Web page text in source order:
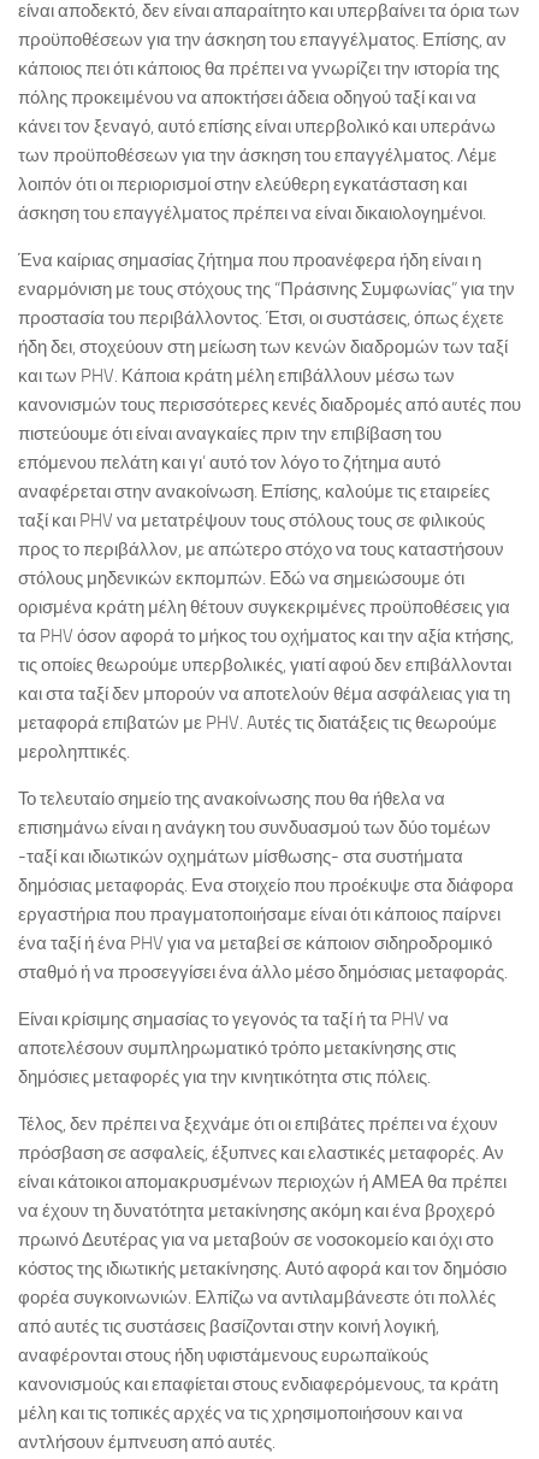
είναι αποδεκτό, δεν είναι απαραίτητο και υπερβαίνει τα όρια των
προϋποθέσεων για την άσκηση του επαγγέλματος. Επίσης, αν
κάποιος πει ότι κάποιος θα πρέπει να γνωρίζει την ιστορία της
πόλης προκειμένου να αποκτήσει άδεια οδηγού ταξί και να
κάνει τον ξεναγό, αυτό επίσης είναι υπερβολικό και υπεράνω
των προϋποθέσεων για την άσκηση του επαγγέλματος. Λέμε
λοιπόν ότι οι περιορισμοί στην ελεύθερη εγκατάσταση και
άσκηση του επαγγέλματος πρέπει να είναι δικαιολογημένοι.
Ένα καίριας σημασίας ζήτημα που προανέφερα ήδη είναι η
εναρμόνιση με τους στόχους της “Πράσινης Συμφωνίας” για την
προστασία του περιβάλλοντος. Έτσι, οι συστάσεις, όπως έχετε
ήδη δει, στοχεύουν στη μείωση των κενών διαδρομών των ταξί
και των PHV. Κάποια κράτη μέλη επιβάλλουν μέσω των
κανονισμών τους περισσότερες κενές διαδρομές από αυτές που
πιστεύουμε ότι είναι αναγκαίες πριν την επιβίβαση του
επόμενου πελάτη και γι’ αυτό τον λόγο το ζήτημα αυτό
αναφέρεται στην ανακοίνωση. Επίσης, καλούμε τις εταιρείες
ταξί και PHV να μετατρέψουν τους στόλους τους σε φιλικούς
προς το περιβάλλον, με απώτερο στόχο να τους καταστήσουν
στόλους μηδενικών εκπομπών. Εδώ να σημειώσουμε ότι
ορισμένα κράτη μέλη θέτουν συγκεκριμένες προϋποθέσεις για
τα PHV όσον αφορά το μήκος του οχήματος και την αξία κτήσης,
τις οποίες θεωρούμε υπερβολικές, γιατί αφού δεν επιβάλλονται
και στα ταξί δεν μπορούν να αποτελούν θέμα ασφάλειας για τη
μεταφορά επιβατών με PHV. Aυτές τις διατάξεις τις θεωρούμε
μεροληπτικές.
Το τελευταίο σημείο της ανακοίνωσης που θα ήθελα να
επισημάνω είναι η ανάγκη του συνδυασμού των δύο τομέων
-ταξί και ιδιωτικών οχημάτων μίσθωσης- στα συστήματα
δημόσιας μεταφοράς. Ενα στοιχείο που προέκυψε στα διάφορα
εργαστήρια που πραγματοποιήσαμε είναι ότι κάποιος παίρνει
ένα ταξί ή ένα PHV για να μεταβεί σε κάποιον σιδηροδρομικό
σταθμό ή να προσεγγίσει ένα άλλο μέσο δημόσιας μεταφοράς.
Είναι κρίσιμης σημασίας το γεγονός τα ταξί ή τα PHV να
αποτελέσουν συμπληρωματικό τρόπο μετακίνησης στις
δημόσιες μεταφορές για την κινητικότητα στις πόλεις.
Τέλος, δεν πρέπει να ξεχνάμε ότι οι επιβάτες πρέπει να έχουν
πρόσβαση σε ασφαλείς, έξυπνες και ελαστικές μεταφορές. Αν
είναι κάτοικοι απομακρυσμένων περιοχών ή ΑΜΕΑ θα πρέπει
να έχουν τη δυνατότητα μετακίνησης ακόμη και ένα βροχερό
πρωινό Δευτέρας για να μεταβούν σε νοσοκομείο και όχι στο
κόστος της ιδιωτικής μετακίνησης. Αυτό αφορά και τον δημόσιο
φορέα συγκοινωνιών. Ελπίζω να αντιλαμβάνεστε ότι πολλές
από αυτές τις συστάσεις βασίζονται στην κοινή λογική,
αναφέρονται στους ήδη υφιστάμενους ευρωπαϊκούς
κανονισμούς και επαφίεται στους ενδιαφερόμενους, τα κράτη
μέλη και τις τοπικές αρχές να τις χρησιμοποιήσουν και να
αντλήσουν έμπνευση από αυτές.